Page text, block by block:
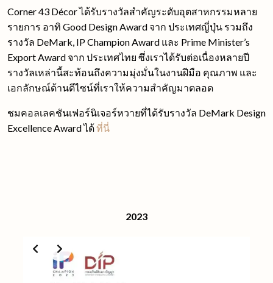
Corner 43 Décor ได้รับรางวัลสำคัญระดับอุตสาหกรรมหลาย
รายการ อาทิ Good Design Award จาก ประเทศญี่ปุ่น รวมถึง
รางวัล DeMark, IP Champion Award และ Prime Minister’s
Export Award จาก ประเทศไทย ซึ่งเราได้รับต่อเนื่องหลายปี
รางวัลเหล่านี้สะท้อนถึงความมุ่งมั่นในงานฝีมือ คุณภาพ และ
เอกลักษณ์ด้านดีไซน์ที่เราให้ความสำคัญมาตลอด
ชมคอลเลคชันเฟอร์นิเจอร์หวายที่ได้รับรางวัล DeMark Design
Excellence Award ได้ที่นี่
2023